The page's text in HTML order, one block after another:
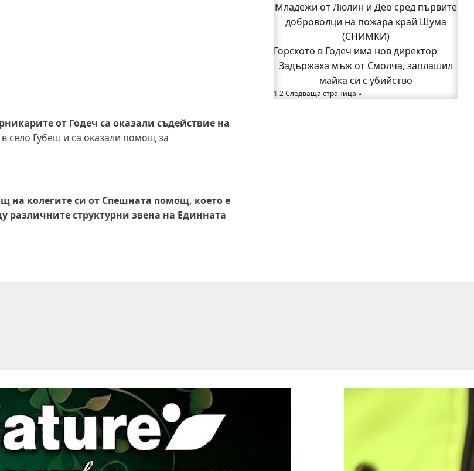
от Годеч са оказали съдействие на
село Губеш и са оказали помощ за
на колегите си от Спешната помощ, което е
структурни звена на Единната
Началникът на пожарната в Годеч
благодари поименно на всички, които
бяха рамо до рамо с огнеборците!
150 декара гори, треви и храсти
изгоряха край Годеч, десетки
доброволци се хвърлиха в битката с
огъня (СНИМКИ/ВИДЕО)
Младежи от Люлин и Део сред първите
доброволци на пожара край Шума
(СНИМКИ)
Горското в Годеч има нов директор
Задържаха мъж от Смолча, заплашил
майка си с убийство
1 2Следваща страница »